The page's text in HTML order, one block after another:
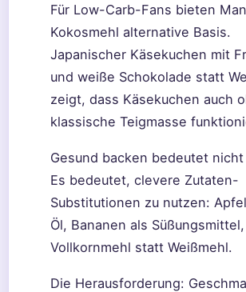
Für Low-Carb-Fans bieten
Kokosmehl alternative Basis.
Japanischer Käsekuchen mit
und weiße Schokolade statt
zeigt, dass Käsekuchen auch
klassische Teigmasse
Gesund backen bedeutet
Es bedeutet, clevere Zutaten-
Substitutionen zu nutzen:
Öl, Bananen als Süßungsmittel,
Vollkornmehl statt Weißmehl.
Die Herausforderung: